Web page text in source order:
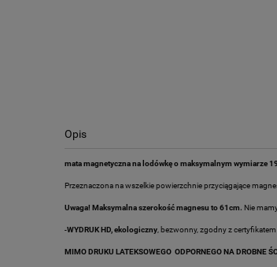
Opis
mata magnetyczna na lodówkę o maksymalnym wymiarze
Przeznaczona na wszelkie powierzchnie przyciągające
Uwaga! Maksymalna szerokość magnesu to 61cm. Nie
-WYDRUK HD, ekologiczny, bezwonny, zgodny z
MIMO DRUKU LATEKSOWEGO ODPORNEGO NA DROBNE